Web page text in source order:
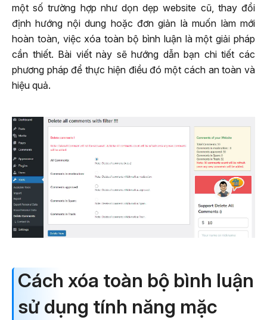
một số trường hợp như dọn dẹp website cũ, thay đổi
định hướng nội dung hoặc đơn giản là muốn làm mới
hoàn toàn, việc xóa toàn bộ bình luận là một giải pháp
cần thiết. Bài viết này sẽ hướng dẫn bạn chi tiết các
phương pháp để thực hiện điều đó một cách an toàn và
hiệu quả.
Cách xóa toàn bộ bình luận
sử dụng tính năng mặc